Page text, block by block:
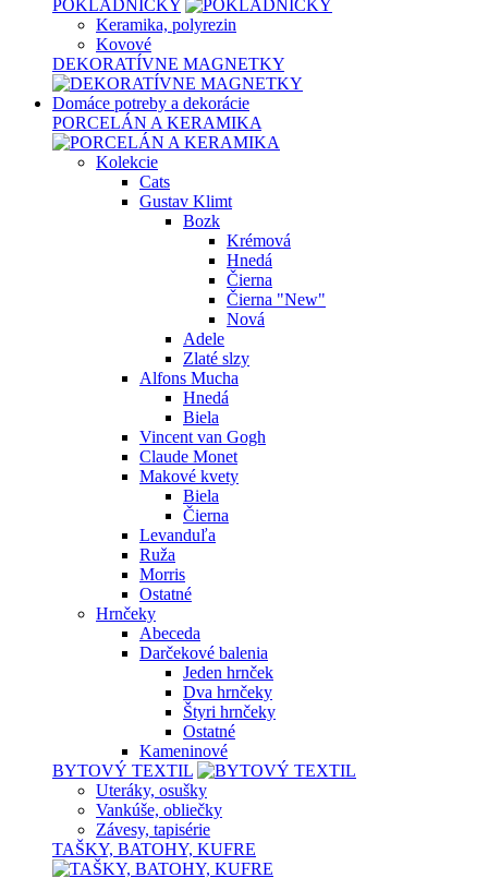
POKLADNIČKY
Keramika, polyrezin
Kovové
DEKORATÍVNE MAGNETKY
Domáce potreby a dekorácie
PORCELÁN A KERAMIKA
Kolekcie
Cats
Gustav Klimt
Bozk
Krémová
Hnedá
Čierna
Čierna "New"
Nová
Adele
Zlaté slzy
Alfons Mucha
Hnedá
Biela
Vincent van Gogh
Claude Monet
Makové kvety
Biela
Čierna
Levanduľa
Ruža
Morris
Ostatné
Hrnčeky
Abeceda
Darčekové balenia
Jeden hrnček
Dva hrnčeky
Štyri hrnčeky
Ostatné
Kameninové
BYTOVÝ TEXTIL
Uteráky, osušky
Vankúše, obliečky
Závesy, tapisérie
TAŠKY, BATOHY, KUFRE